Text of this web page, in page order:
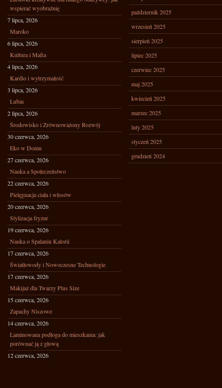
wspierać wyobraźnię
7 lipca, 2026
Maroko
6 lipca, 2026
Kultura i Mafia
4 lipca, 2026
Kardio i wytrzymałość
3 lipca, 2026
Lubin
2 lipca, 2026
Środowisko i Zrównoważony Rozwój
30 czerwca, 2026
Eko w Domu
27 czerwca, 2026
Nauka a Społeczeństwo
22 czerwca, 2026
Pielęgnacja ciała i włosów
20 czerwca, 2026
Stylizacja fryzur
19 czerwca, 2026
Nauka o Spalaniu Kalorii
17 czerwca, 2026
Światłowody i Nowoczesne Technologie
17 czerwca, 2026
Makijaż dla Twarzy Plus Size
15 czerwca, 2026
Zapachy Niszowe
14 czerwca, 2026
Laminowana podłoga do mieszkania: jak
porównać ją z głową
12 czerwca, 2026
październik 2025
wrzesień 2025
sierpień 2025
lipiec 2025
czerwiec 2025
maj 2025
kwiecień 2025
marzec 2025
luty 2025
styczeń 2025
grudzień 2024